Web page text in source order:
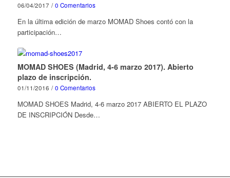
06/04/2017 / 0 Comentarios
En la última edición de marzo MOMAD Shoes contó con la
participación…
MOMAD SHOES (Madrid, 4-6 marzo 2017). Abierto
plazo de inscripción.
01/11/2016 / 0 Comentarios
MOMAD SHOES Madrid, 4-6 marzo 2017 ABIERTO EL PLAZO
DE INSCRIPCIÓN Desde…